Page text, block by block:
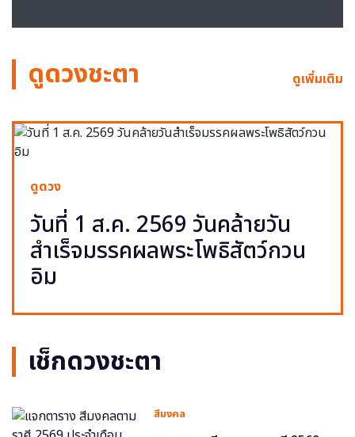
ดูดวงชะตา ดูเพิ่มเติม
ดูดวง
วันที่ 1 ส.ค. 2569 วันคล้ายวัน
สำเร็จมรรคผลพระโพธิสัตว์กวน
อิม
เช็กดวงชะตา
สีมงคล